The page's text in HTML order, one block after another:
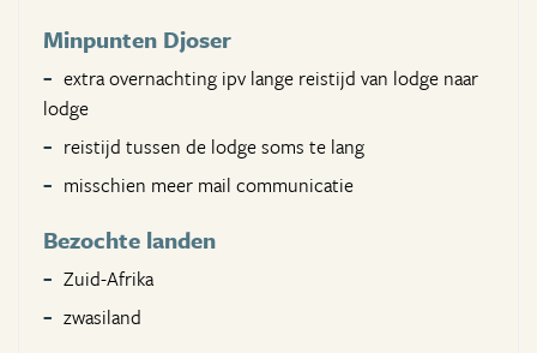
Minpunten Djoser
extra overnachting ipv lange reistijd van lodge naar
lodge
reistijd tussen de lodge soms te lang
misschien meer mail communicatie
Bezochte landen
Zuid-Afrika
zwasiland